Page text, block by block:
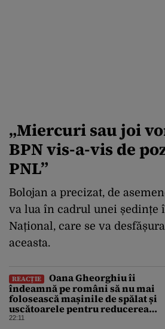
„Miercuri sau joi
BPN vis-a-vis de
PNL”
Bolojan a precizat, de
va lua în cadrul unei ședințe
Național, care se va
aceasta.
REACȚIE
Oana Gheorghiu îi
îndeamnă pe români să nu mai
folosească mașinile de spălat și
uscătoarele pentru reducerea
consumului de energie
22:11